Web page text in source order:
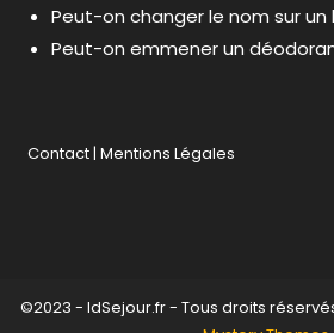
Peut-on changer le nom sur un
Peut-on emmener un
Contact|Mentions Légales
©2023 - IdSejour.fr - Tous droits